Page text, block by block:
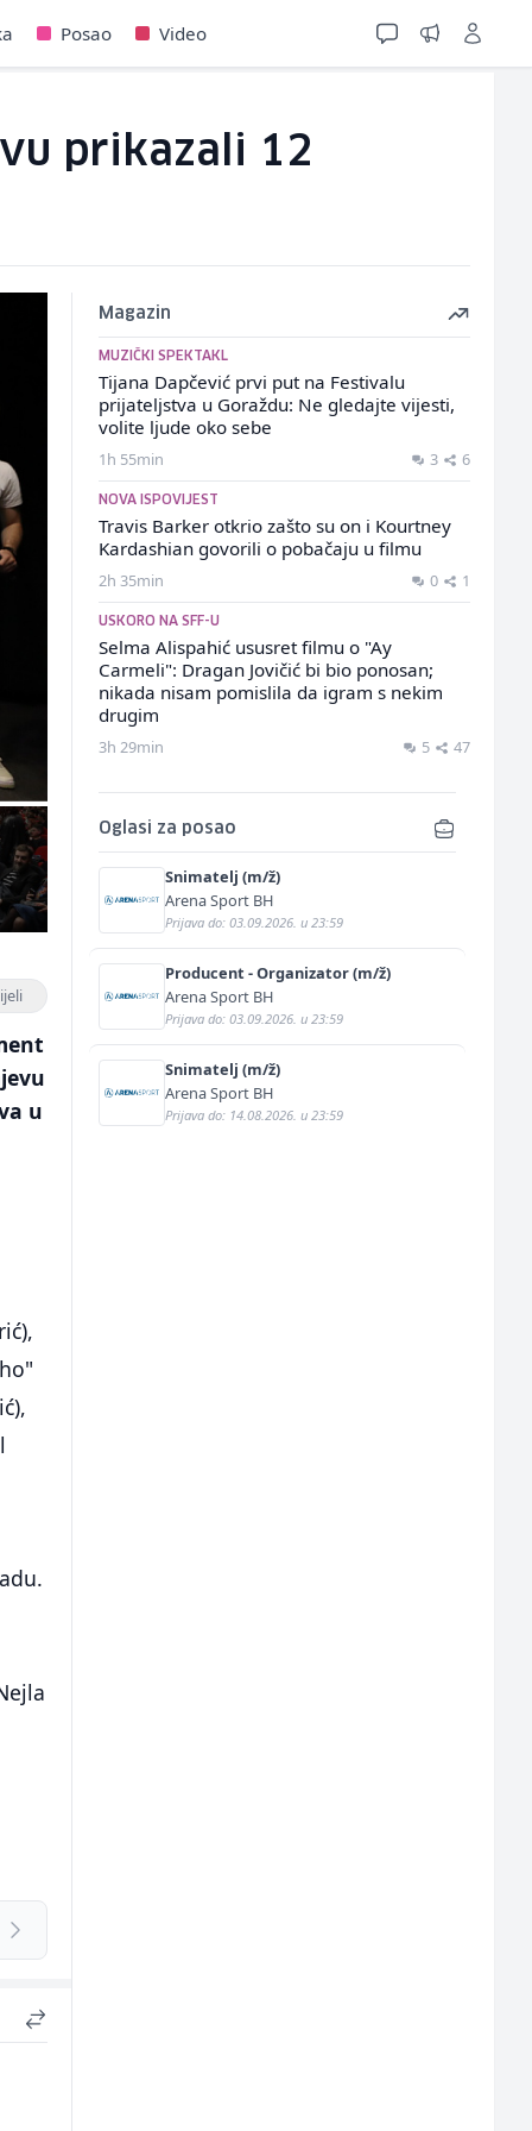
Posao Video
prikazali 12
u
Magazin
MUZIČKI SPEKTAKL
Tijana Dapčević prvi put na Festivalu
prijateljstva u Goraždu: Ne gledajte vijesti,
volite ljude oko sebe
1h 55min 3 6
NOVA ISPOVIJEST
Travis Barker otkrio zašto su on i Kourtney
Kardashian govorili o pobačaju u filmu
2h 35min 0 1
USKORO NA SFF-U
Selma Alispahić ususret filmu o "Ay
Carmeli": Dragan Jovičić bi bio ponosan;
nikada nisam pomislila da igram s nekim
drugim
3h 29min 5 47
Oglasi za posao
Snimatelj (m/ž)
Arena Sport BH
Prijava do: 03.09.2026. u 23:59
Producent - Organizator (m/ž)
Arena Sport BH
Prijava do: 03.09.2026. u 23:59
Snimatelj (m/ž)
Arena Sport BH
Prijava do: 14.08.2026. u 23:59